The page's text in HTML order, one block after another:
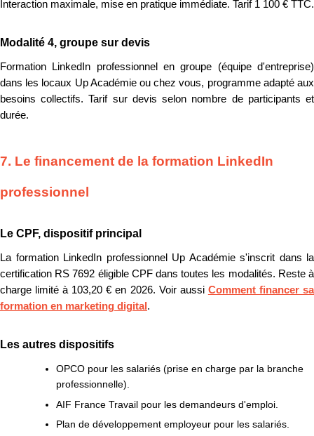
Interaction maximale, mise en pratique immédiate. Tarif 1 100 € TTC.
Modalité 4, groupe sur devis
Formation LinkedIn professionnel en groupe (équipe d'entreprise)
dans les locaux Up Académie ou chez vous, programme adapté aux
besoins collectifs. Tarif sur devis selon nombre de participants et
durée.
7. Le financement de la formation LinkedIn
professionnel
Le CPF, dispositif principal
La formation LinkedIn professionnel Up Académie s'inscrit dans la
certification RS 7692 éligible CPF dans toutes les modalités. Reste à
charge limité à 103,20 € en 2026. Voir aussi Comment financer sa
formation en marketing digital .
Les autres dispositifs
OPCO pour les salariés (prise en charge par la branche
professionnelle).
AIF France Travail pour les demandeurs d'emploi.
Plan de développement employeur pour les salariés.